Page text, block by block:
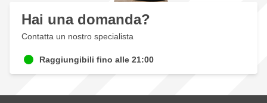
Hai una domanda?
Contatta un nostro specialista
Raggiungibili fino alle 21:00